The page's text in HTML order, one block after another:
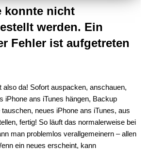
konnte nicht
werden. Ein
Fehler ist aufgetreten
also da! Sofort auspacken, anschauen,
iPhone ans iTunes hängen, Backup
neues iPhone ans iTunes, aus
fertig! So läuft das normalerweise bei
man problemlos verallgemeinern – allen
ein neues erscheint, kann